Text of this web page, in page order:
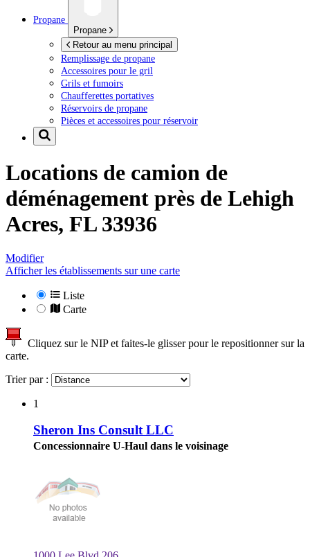
Propane
Propane
Retour au menu principal
Remplissage de propane
Accessoires pour le gril
Grils et fumoirs
Chaufferettes portatives
Réservoirs de propane
Pièces et accessoires pour réservoir
Locations de camion de
déménagement près de Lehigh
Acres, FL 33936
Modifier
Afficher les établissements sur une carte
Liste
Carte
Cliquez sur le NIP et faites-le glisser pour le repositionner sur la
carte.
Trier par :
1
Sheron Ins Consult LLC
Concessionnaire U-Haul dans le voisinage